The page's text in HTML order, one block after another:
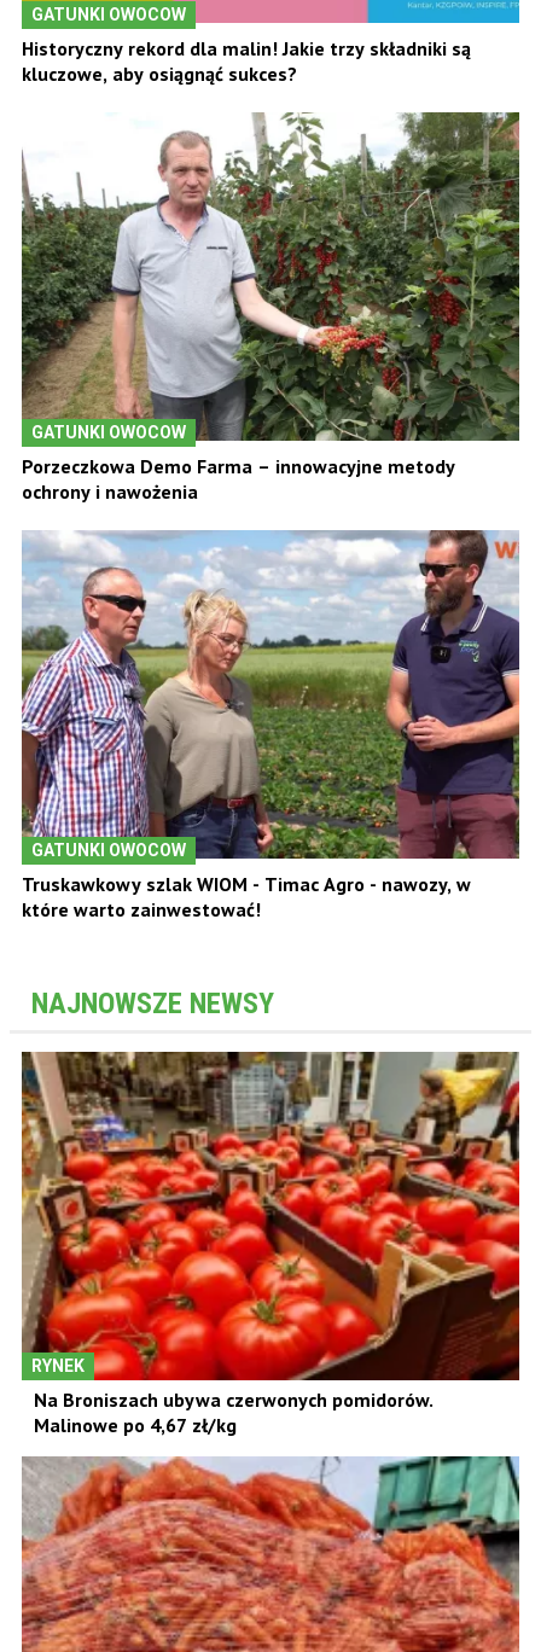
GATUNKI OWOCOW
Historyczny rekord dla malin! Jakie trzy składniki są
kluczowe, aby osiągnąć sukces?
GATUNKI OWOCOW
Porzeczkowa Demo Farma – innowacyjne metody
ochrony i nawożenia
GATUNKI OWOCOW
Truskawkowy szlak WIOM - Timac Agro - nawozy, w
które warto zainwestować!
NAJNOWSZE NEWSY
RYNEK
Na Broniszach ubywa czerwonych pomidorów.
Malinowe po 4,67 zł/kg